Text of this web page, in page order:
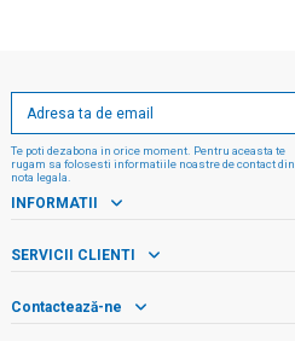
Te poti dezabona in orice moment. Pentru aceasta te
rugam sa folosesti informatiile noastre de contact din
nota legala.
INFORMATII
SERVICII CLIENTI
Contactează-ne